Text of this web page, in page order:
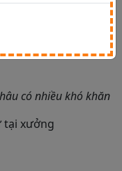
tốn nhiều thời gian
có nhiều khó khăn
tại xưởng